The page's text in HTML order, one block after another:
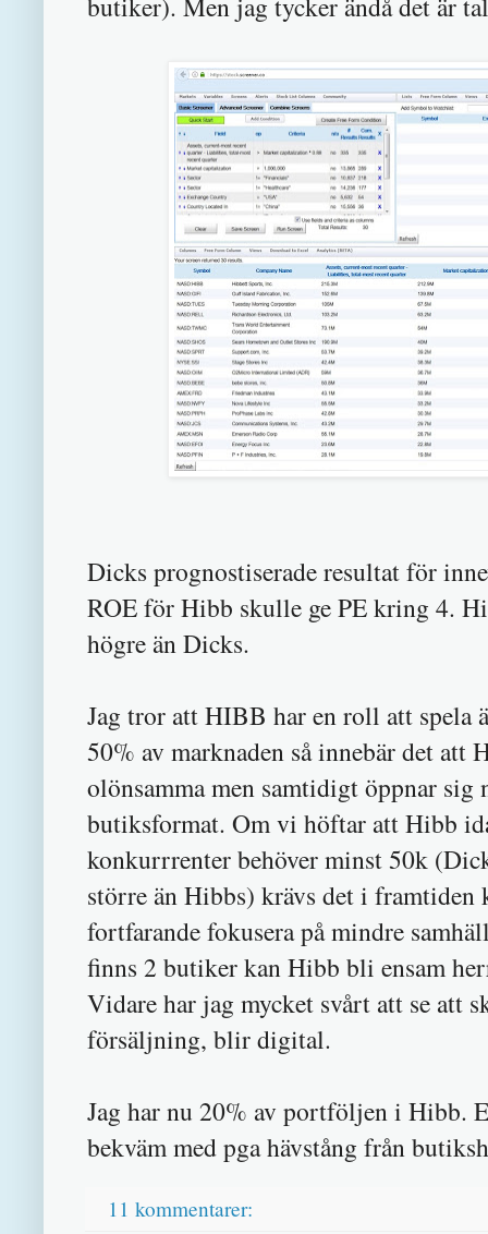
Dicks prognostiserade resultat för
ROE för Hibb skulle ge PE kring 4.
högre än Dicks.
Jag tror att HIBB har en roll att spela
50% av marknaden så innebär det
olönsamma men samtidigt öppnar sig
butiksformat. Om vi höftar att Hibb
konkurrrenter behöver minst 50k
större än Hibbs) krävs det i framtiden
fortfarande fokusera på mindre
finns 2 butiker kan Hibb bli ensam
Vidare har jag mycket svårt att se att
försäljning, blir digital.
Jag har nu 20% av portföljen i Hibb.
bekväm med pga hävstång från
11 kommentarer: